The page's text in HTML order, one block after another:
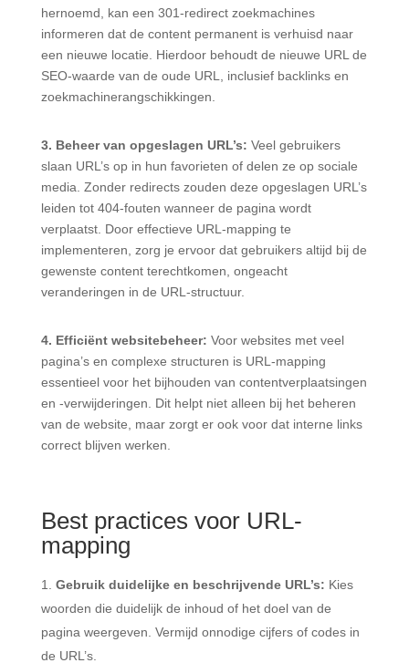
hernoemd, kan een 301-redirect zoekmachines
informeren dat de content permanent is verhuisd naar
een nieuwe locatie. Hierdoor behoudt de nieuwe URL de
SEO-waarde van de oude URL, inclusief backlinks en
zoekmachinerangschikkingen​.
3. Beheer van opgeslagen URL’s: Veel gebruikers
slaan URL’s op in hun favorieten of delen ze op sociale
media. Zonder redirects zouden deze opgeslagen URL’s
leiden tot 404-fouten wanneer de pagina wordt
verplaatst. Door effectieve URL-mapping te
implementeren, zorg je ervoor dat gebruikers altijd bij de
gewenste content terechtkomen, ongeacht
veranderingen in de URL-structuur​.
4. Efficiënt websitebeheer: Voor websites met veel
pagina’s en complexe structuren is URL-mapping
essentieel voor het bijhouden van contentverplaatsingen
en -verwijderingen. Dit helpt niet alleen bij het beheren
van de website, maar zorgt er ook voor dat interne links
correct blijven werken.
Best practices voor URL-
mapping
Gebruik duidelijke en beschrijvende URL’s: Kies
woorden die duidelijk de inhoud of het doel van de
pagina weergeven. Vermijd onnodige cijfers of codes in
de URL’s​.